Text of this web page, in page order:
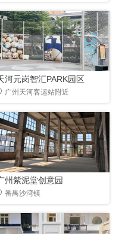
河元岗智汇PARK园区
广州天河客运站附近
州紫泥堂创意园
番禺沙湾镇